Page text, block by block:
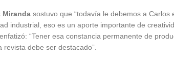
Miranda sostuvo que “todavía le debemos a
industrial, eso es un aporte importante de
“Tener esa constancia permanente de
debe ser destacado”.